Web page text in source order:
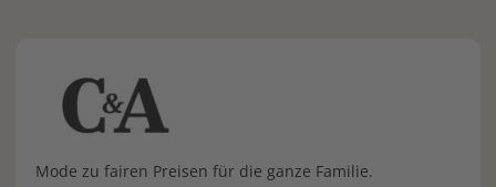
Mode zu fairen Preisen für die ganze Familie.